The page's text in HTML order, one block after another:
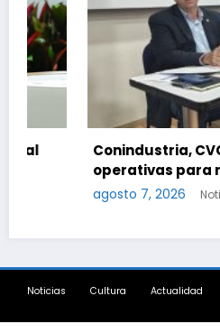
Conindustria, CVC y
operativas para
agosto 7, 2026
Noticias Cultura Actualidad